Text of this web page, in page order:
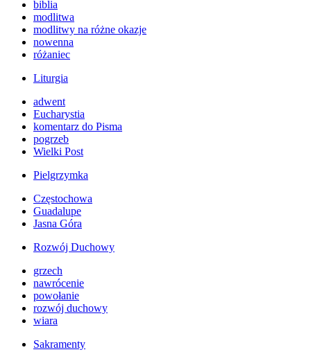
biblia
modlitwa
modlitwy na różne okazje
nowenna
różaniec
Liturgia
adwent
Eucharystia
komentarz do Pisma
pogrzeb
Wielki Post
Pielgrzymka
Częstochowa
Guadalupe
Jasna Góra
Rozwój Duchowy
grzech
nawrócenie
powołanie
rozwój duchowy
wiara
Sakramenty